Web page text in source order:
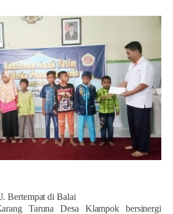
. Bertempat di Balai
Taruna Desa Klampok bersinergi